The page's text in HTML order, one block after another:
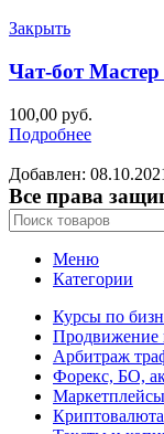
Закрыть
Чат-бот
100,00 руб.
Подробнее
Добавлен:
Все права
Меню
Категории
Курсы по
Продвижение
Арбитраж
Форекс, БО,
Криптовалюта